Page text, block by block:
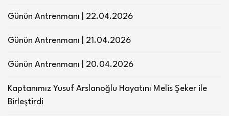
Günün Antrenmanı | 22.04.2026
Günün Antrenmanı | 21.04.2026
Günün Antrenmanı | 20.04.2026
Kaptanımız Yusuf Arslanoğlu Hayatını Melis Şeker ile
Birleştirdi